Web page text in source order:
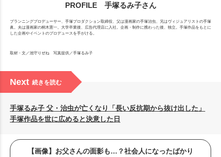
PROFILE 手塚るみ子さん
プランニングプロデューサー、手塚プロダクション取締役、父は漫画家の手塚治虫、兄はヴィジュアリストの手塚
眞。夫は漫画家の桐木憲一。大学卒業後、広告代理店に入社。企画・制作に携わった後、独立。手塚作品をもとに
した企画やイベントのプロデュースを手がける。
取材・文／池守りぜね 写真提供／手塚るみ子
Next 続きを読む
手塚るみ子 父・治虫が亡くなり「長い反抗期から抜け出した」
手塚作品を世に広めると決意した日
【画像】お父さんの面影も…？社会人になったばかり